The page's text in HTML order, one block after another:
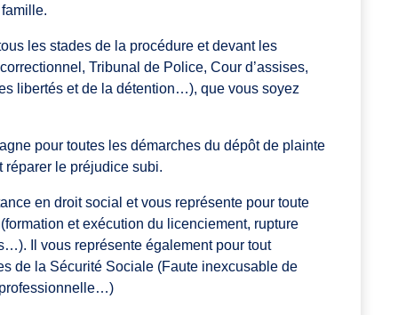
les stades de la procédure et devant les
Tribunal de Police, Cour d’assises,
libertés et de la détention…), que vous soyez
pour toutes les démarches du dépôt de plainte
réparer le préjudice subi.
en droit social et vous représente pour toute
et exécution du licenciement, rupture
Il vous représente également pour tout
de la Sécurité Sociale (Faute inexcusable de
professionnelle…)